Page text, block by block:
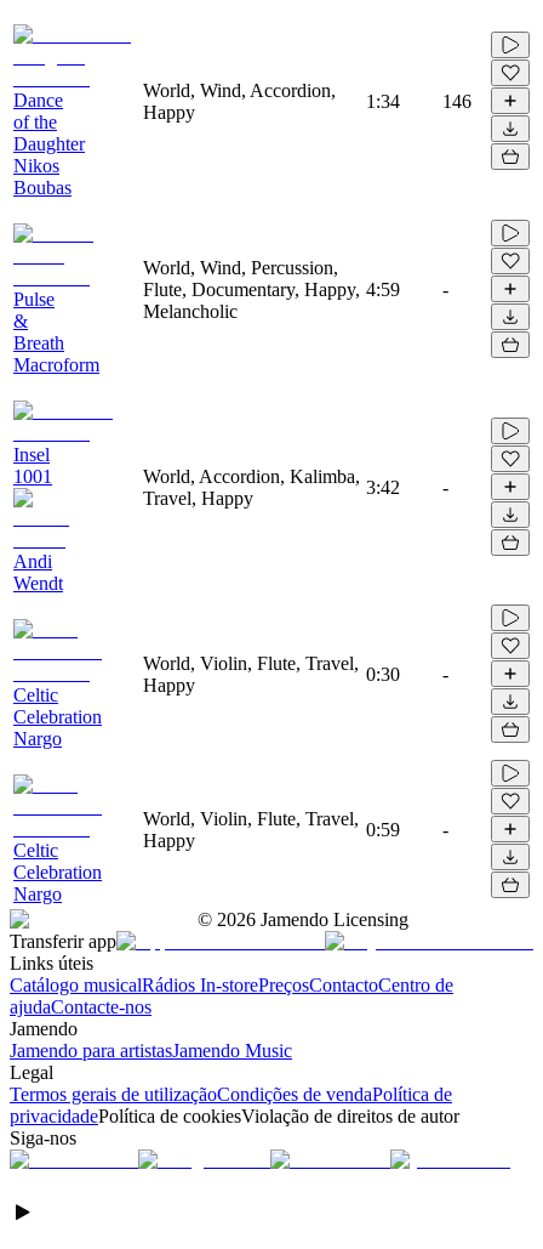
Dance
of the
Daughter
Nikos
Boubas
World, Wind, Accordion,
Happy
1:34 146
Pulse
&
Breath
Macroform
World, Wind, Percussion,
Flute, Documentary, Happy,
Melancholic
4:59 -
Insel
1001
Andi
Wendt
World, Accordion, Kalimba,
Travel, Happy
3:42 -
Celtic
Celebration
Nargo
World, Violin, Flute, Travel,
Happy
0:30 -
Celtic
Celebration
Nargo
World, Violin, Flute, Travel,
Happy
0:59 -
© 2026 Jamendo Licensing
Transferir app
Links úteis
Catálogo musicalRádios In-storePreçosContactoCentro de
ajudaContacte-nos
Jamendo
Jamendo para artistasJamendo Music
Legal
Termos gerais de utilizaçãoCondições de vendaPolítica de
privacidadePolítica de cookiesViolação de direitos de autor
Siga-nos